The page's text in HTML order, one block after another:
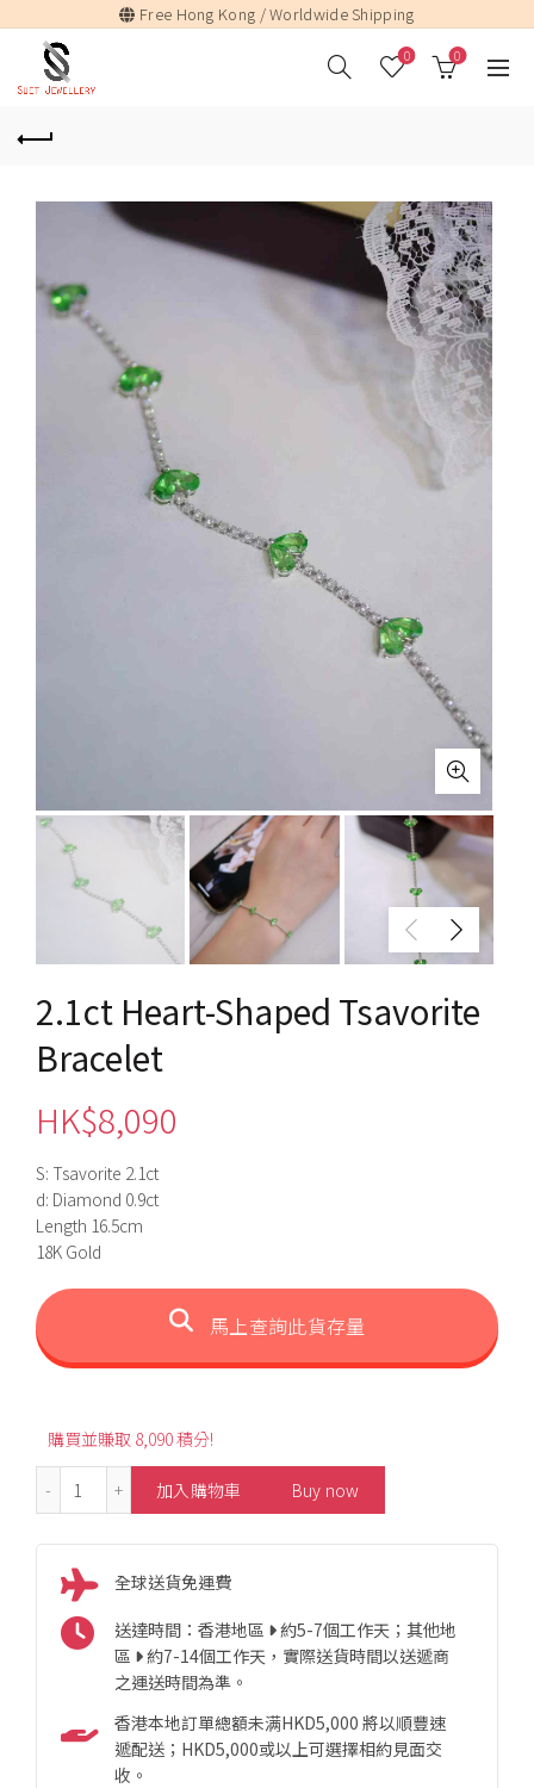
Free Hong Kong / Worldwide Shipping
0 0
2.1ct Heart-Shaped Tsavorite
Bracelet
HK$8,090
S: Tsavorite 2.1ct
d: Diamond 0.9ct
Length 16.5cm
18K Gold
馬上查詢此貨存量
購買並賺取 8,090 積分!
2.1ct Heart-Shaped Tsavorite Bracelet 數量
加入購物車 Buy now
全球送貨免運費
送達時間：香港地區
約5-7個工作天；其他地
區
約7-14個工作天，實際送貨時間以送遞商
之運送時間為準。
香港本地訂單總額未满HKD5,000 將以順豐速
遞配送；HKD5,000或以上可選擇相約見面交
收。